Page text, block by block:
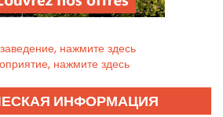
нажмите здесь
нажмите здесь
ИНФОРМАЦИЯ